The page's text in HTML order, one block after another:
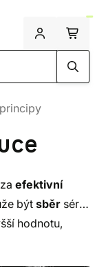
efektivní
být sběr sérií
hodnotu,
během hry